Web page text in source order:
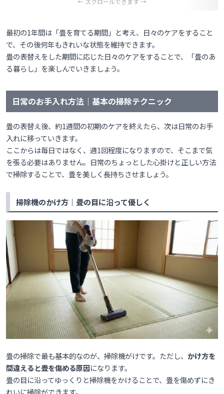
最初の1年間は「畳を育てる期間」と考え、日々のケアをすること
で、その後何年もきれいな状態を維持できます。
畳の表替えをした期間に応じた日々のケアをすることで、「畳のあ
る暮らし」を楽しんでいきましょう。
日常のお手入れ方法｜基本の掃除テクニック
畳の表替え後、約1週間の初期のケアを終えたら、次は日常のお手
入れに移っていきます。
ここからは毎日ではなく、週1回程度になりますので、そこまで気
を張る必要はありません。日常のちょっとした心掛けと正しい方法
で掃除することで、畳を美しく長持ちさせましょう。
掃除機のかけ方｜畳の目に沿って優しく
畳の掃除で最も基本的なのが、掃除機がけです。ただし、 かけ方を
間違えると畳を傷める原因になります。
畳の目に沿ってゆっくりと掃除機をかけることで、畳を傷めずにき
れいに掃除ができます。